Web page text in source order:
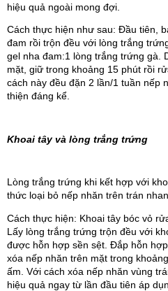
hiệu quả ngoài mong đợi.
Cách thực hiện như sau: Đầu tiên,
đam rồi trộn đều với lòng trắng
gel nha đam:1 lòng trắng trứng gà.
mặt, giữ trong khoảng 15 phút rồi
cách này đều đặn 2 lần/1 tuần nếp
thiện đáng kể.
Khoai tây và lòng trắng trứng
Lòng trắng trứng khi kết hợp với
thức loại bỏ nếp nhăn trên trán
Cách thực hiện: Khoai tây bóc vỏ
Lấy lòng trắng trứng trộn đều với
được hỗn hợp sền sệt. Đắp hỗn
xóa nếp nhăn trên mặt trong
ấm. Với cách xóa nếp nhăn vùng
hiệu quả ngay từ lần đầu tiên áp